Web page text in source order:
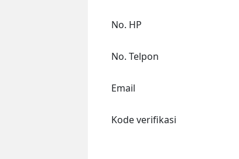
No. HP
No. Telpon
Email
Kode verifikasi